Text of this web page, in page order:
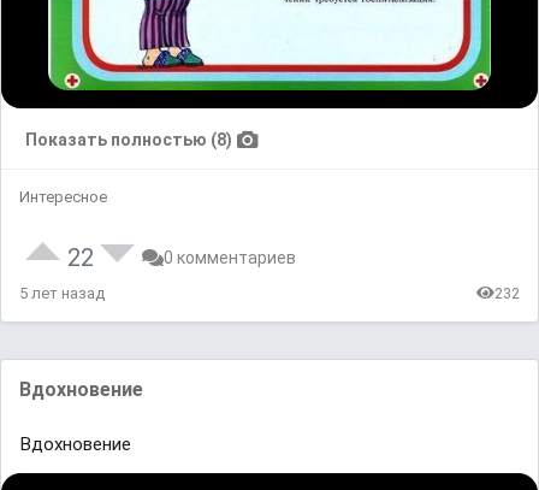
Показать полностью (8)
Интересное
22 0 комментариев
5 лет назад 232
Вдохновение
Вдохновение